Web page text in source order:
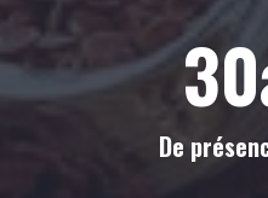
30
De